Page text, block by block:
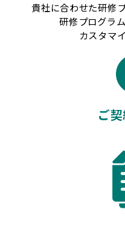
貴社に合わせた研修
研修プログラ
カスタマ
ご